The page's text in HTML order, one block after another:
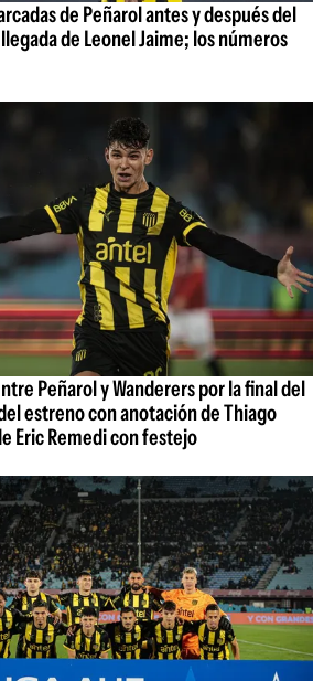
de Peñarol antes y después del
de Leonel Jaime; los números
Peñarol y Wanderers por la final del
estreno con anotación de Thiago
Eric Remedi con festejo